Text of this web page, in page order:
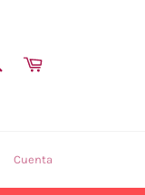
Carrito
Cuenta